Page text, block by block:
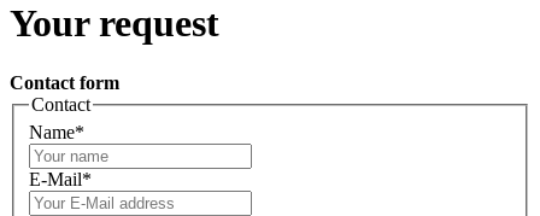
Your request
Contact form
Contact
Name*
E-Mail*